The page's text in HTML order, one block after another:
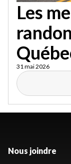
Les
31 mai 2026
Nous joindre